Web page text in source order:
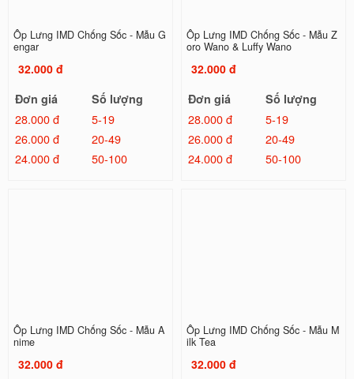
Ốp Lưng IMD Chống Sốc - Mẫu G
engar
32.000 đ
Đơn giá
Số lượng
28.000 đ
5-19
26.000 đ
20-49
24.000 đ
50-100
Ốp Lưng IMD Chống Sốc - Mẫu Z
oro Wano & Luffy Wano
32.000 đ
Đơn giá
Số lượng
28.000 đ
5-19
26.000 đ
20-49
24.000 đ
50-100
Ốp Lưng IMD Chống Sốc - Mẫu A
nime
32.000 đ
Ốp Lưng IMD Chống Sốc - Mẫu M
ilk Tea
32.000 đ